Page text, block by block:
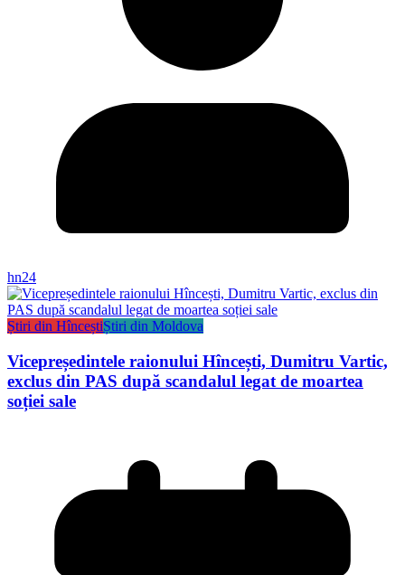
hn24
Știri din HînceștiȘtiri din Moldova
Vicepreședintele raionului Hîncești, Dumitru Vartic,
exclus din PAS după scandalul legat de moartea
soției sale